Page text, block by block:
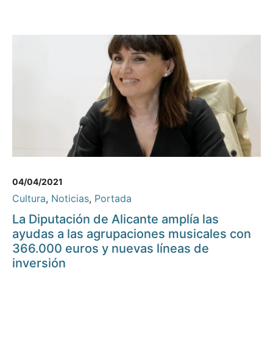
04/04/2021
Cultura, Noticias, Portada
La Diputación de Alicante amplía las
ayudas a las agrupaciones musicales con
366.000 euros y nuevas líneas de
inversión